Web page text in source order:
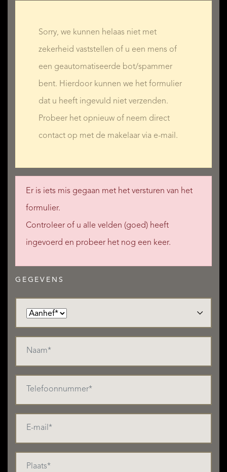
Sorry, we kunnen helaas niet met
zekerheid vaststellen of u een mens of
een geautomatiseerde bot/spammer
bent. Hierdoor kunnen we het formulier
dat u heeft ingevuld niet verzenden.
Probeer het opnieuw of neem direct
contact op met de makelaar via e-mail.
Er is iets mis gegaan met het versturen van het
formulier.
Controleer of u alle velden (goed) heeft
ingevoerd en probeer het nog een keer.
GEGEVENS